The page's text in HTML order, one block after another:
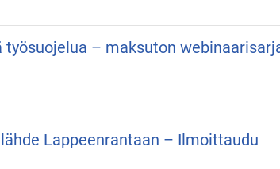
– maksuton
Lappeenrantaan – Ilmoittaudu